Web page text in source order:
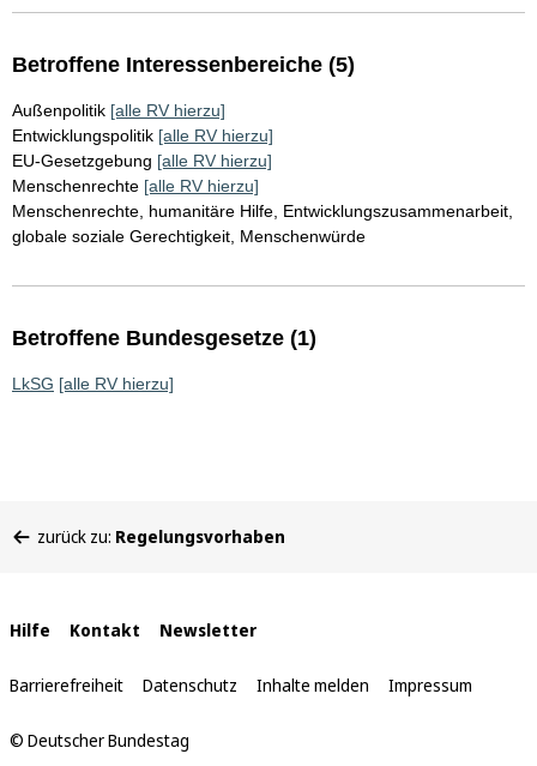
Betroffene Interessenbereiche (5)
Außenpolitik [alle RV hierzu]
Entwicklungspolitik [alle RV hierzu]
EU-Gesetzgebung [alle RV hierzu]
Menschenrechte [alle RV hierzu]
Menschenrechte, humanitäre Hilfe, Entwicklungszusammenarbeit,
globale soziale Gerechtigkeit, Menschenwürde
Betroffene Bundesgesetze (1)
LkSG [alle RV hierzu]
befinden
zurück zu: Regelungsvorhaben
Interne
Links
Hilfe Kontakt Newsletter
Barrierefreiheit Datenschutz Inhalte melden Impressum
© Deutscher Bundestag